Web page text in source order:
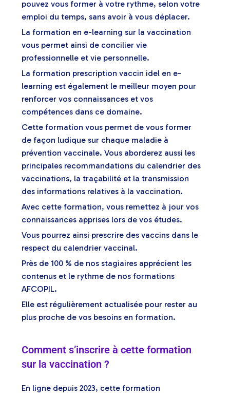
pouvez vous former à votre rythme, selon votre
emploi du temps, sans avoir à vous déplacer.
La formation en e-learning sur la vaccination
vous permet ainsi de concilier vie
professionnelle et vie personnelle.
La formation prescription vaccin idel en e-
learning est également le meilleur moyen pour
renforcer vos connaissances et vos
compétences dans ce domaine.
Cette formation vous permet de vous former
de façon ludique sur chaque maladie à
prévention vaccinale. Vous aborderez aussi les
principales recommandations du calendrier des
vaccinations, la traçabilité et la transmission
des informations relatives à la vaccination.
Avec cette formation, vous remettez à jour vos
connaissances apprises lors de vos études.
Vous pourrez ainsi prescrire des vaccins dans le
respect du calendrier vaccinal.
Près de 100 % de nos stagiaires apprécient les
contenus et le rythme de nos formations
AFCOPIL.
Elle est régulièrement actualisée pour rester au
plus proche de vos besoins en formation.
Comment s’inscrire à cette formation
sur la vaccination ?
En ligne depuis 2023, cette formation